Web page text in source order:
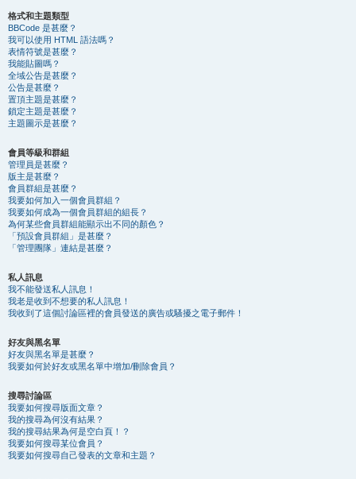
格式和主題類型
BBCode 是甚麼？
我可以使用 HTML 語法嗎？
表情符號是甚麼？
我能貼圖嗎？
全域公告是甚麼？
公告是甚麼？
置頂主題是甚麼？
鎖定主題是甚麼？
主題圖示是甚麼？
會員等級和群組
管理員是甚麼？
版主是甚麼？
會員群組是甚麼？
我要如何加入一個會員群組？
我要如何成為一個會員群組的組長？
為何某些會員群組能顯示出不同的顏色？
「預設會員群組」是甚麼？
「管理團隊」連結是甚麼？
私人訊息
我不能發送私人訊息！
我老是收到不想要的私人訊息！
我收到了這個討論區裡的會員發送的廣告或騷擾之電子郵件！
好友與黑名單
好友與黑名單是甚麼？
我要如何於好友或黑名單中增加/刪除會員？
搜尋討論區
我要如何搜尋版面文章？
我的搜尋為何沒有結果？
我的搜尋結果為何是空白頁！？
我要如何搜尋某位會員？
我要如何搜尋自己發表的文章和主題？